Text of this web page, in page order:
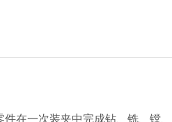
次装夹中完成钻、铣、镗